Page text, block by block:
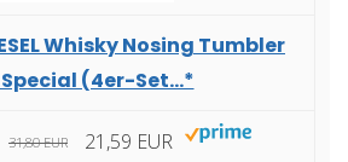
Whisky Nosing Tumbler
(4er-Set...*
31,80 EUR 21,59 EUR